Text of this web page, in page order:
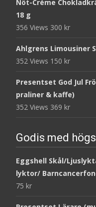
Nöt-Créme
18 g
356 Views 300 kr
Ahlgrens Limousiner
352 Views 150 kr
Presentset God Jul
praliner & kaffe)
352 Views 369 kr
Godis med
Eggshell Skål/
lyktor/
75 kr